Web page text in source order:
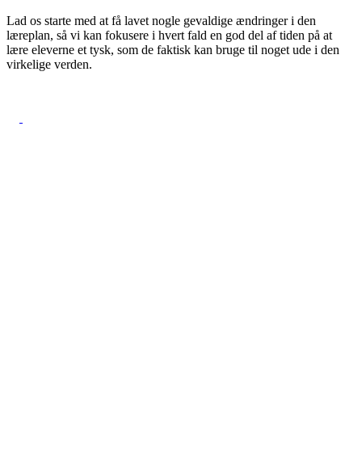
Lad os starte med at få lavet nogle gevaldige ændringer i den
læreplan, så vi kan fokusere i hvert fald en god del af tiden på at
lære eleverne et tysk, som de faktisk kan bruge til noget ude i den
virkelige verden.